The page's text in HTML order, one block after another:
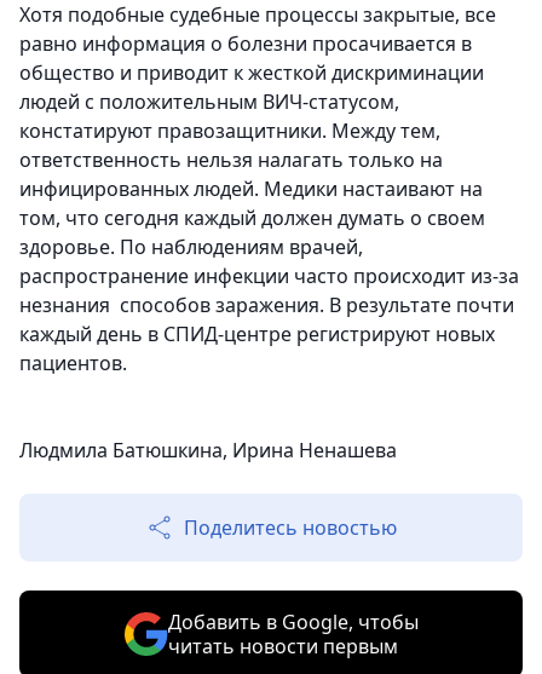
Хотя подобные судебные процессы закрытые, все
равно информация о болезни просачивается в
общество и приводит к жесткой дискриминации
людей с положительным ВИЧ-статусом,
констатируют правозащитники. Между тем,
ответственность нельзя налагать только на
инфицированных людей. Медики настаивают на
том, что сегодня каждый должен думать о своем
здоровье. По наблюдениям врачей,
распространение инфекции часто происходит из-за
незнания способов заражения. В результате почти
каждый день в СПИД-центре регистрируют новых
пациентов.
Людмила Батюшкина, Ирина Ненашева
Поделитесь новостью
Добавить в Google, чтобы
читать новости первым